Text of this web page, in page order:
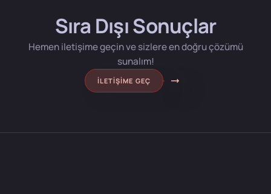
Sıra Dışı Sonuçlar
Hemen iletişime geçin ve sizlere en doğru çözümü
sunalım!
İLETIŞIME GEÇ